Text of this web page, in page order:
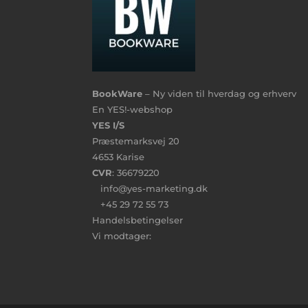
BookWare – Ny viden til hverdag og erhverv
En YES!-webshop
YES I/S
Præstemarksvej 20
4653 Karise
CVR: 36679220
info@yes-marketing.dk
+45 29 72 55 73
Handelsbetingelser
Vi modtager: